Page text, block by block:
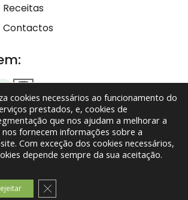
Receitas
Contactos
os direitos reservados
cookies necessários ao funcionamento do
prestados, e, cookies de
que nos ajudam a melhorar a
nos fornecem informações sobre a
Com exceção dos cookies necessários,
depende sempre da sua aceitação.
Close GDPR Cookie Banner